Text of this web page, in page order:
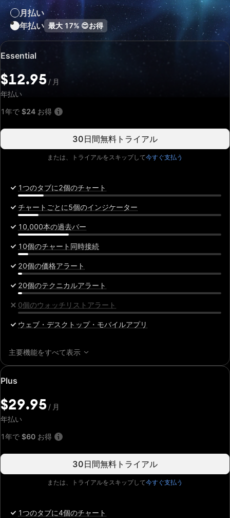
月払い
年払い 最大 17% 😍お得
Essential
特
価
格:
$12.95
月
$12.95 / 月
年払い
1年で $24 お得
30日間無料トライアル
または、トライアルをスキップして今すぐ支払う
1つのタブに2個のチャート
チャートごとに5個のインジケーター
10,000本の過去バー
10個のチャート同時接続
20個の価格アラート
20個のテクニカルアラート
0個のウォッチリストアラート
ウェブ・デスクトップ・モバイルアプリ
主要機能をすべて表示
Plus
特
価
格:
$29.95
月
$29.95 / 月
年払い
1年で $60 お得
30日間無料トライアル
または、トライアルをスキップして今すぐ支払う
1つのタブに4個のチャート